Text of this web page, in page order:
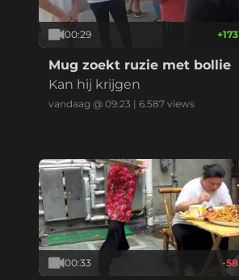
00:29 +173
Mug zoekt ruzie met bollie
Kan hij krijgen
vandaag @ 09:23 | 6.587 views
00:33 -58